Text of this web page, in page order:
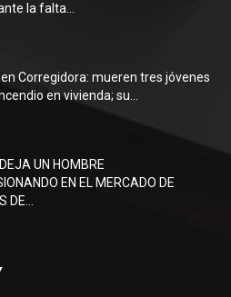
la falta...
Corregidora: mueren tres jóvenes
en vivienda; su...
UN HOMBRE
EN EL MERCADO DE